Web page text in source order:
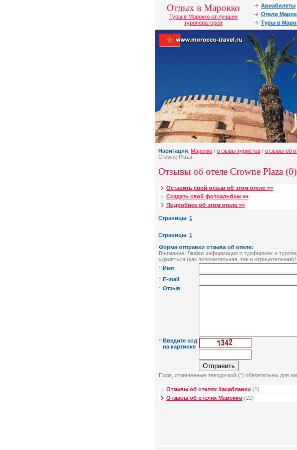
Отдых в Марокко
Туры в Марокко от лучших
туроператоров
Авиабилеты
Отели
Туры в
Навигация: Марокко / отзывы туристов / отзывы об
Crowne Plaza
Отзывы об отеле Crowne Plaza (0)
Оставить свой отзыв об этом отеле »»
Создать свой фотоальбом »»
Подробнее об этом отеле »»
Страницы: 1
Страницы: 1
Форма отправки отзыва об отеле:
Внимание! Любая информация о турфирмах и
удаляться (как положительная, так и отрицательная)!
* Имя
* E-mail
* Отзыв
* Введите код
на картинке
Поля, отмеченные звездочкой (*) обязательны для
Отзывы об отелях Касабланки (1)
Отзывы об отелях Марокко (22)